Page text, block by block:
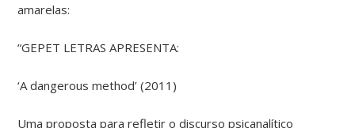
amarelas:
“GEPET LETRAS APRESENTA:
‘A dangerous method’ (2011)
Uma proposta para refletir o discurso psicanalítico